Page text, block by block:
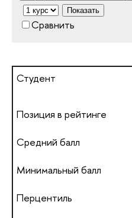
Показать
Сравнить